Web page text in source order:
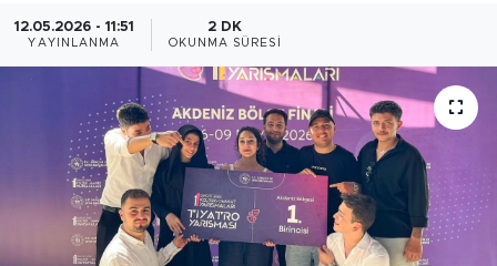
12.05.2026 - 11:51
YAYINLANMA
2 DK
OKUNMA SÜRESI
Gündem
İnşaat-Emlak
Kültür-Sanat
Sağlık
Siyaset